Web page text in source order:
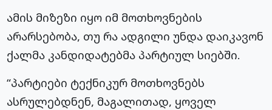
ამის მიზეზი იყო იმ მოთხოვნების
არარსებობა, თუ რა ადგილი უნდა დაიკავონ
ქალმა კანდიდატებმა პარტიულ სიებში.
“პარტიები ტექნიკურ მოთხოვნებს
ასრულებდნენ, მაგალითად, ყოველ